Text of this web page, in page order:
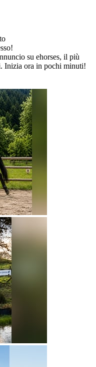
su ehorses, il più
Inizia ora in pochi minuti!